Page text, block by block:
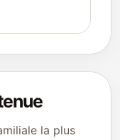
la plus